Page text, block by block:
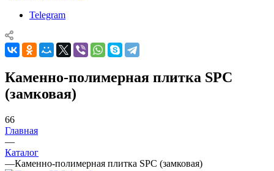
Telegram
Каменно-полимерная плитка SPC
(замковая)
66
Главная
—
Каталог
—Каменно-полимерная плитка SPC (замковая)